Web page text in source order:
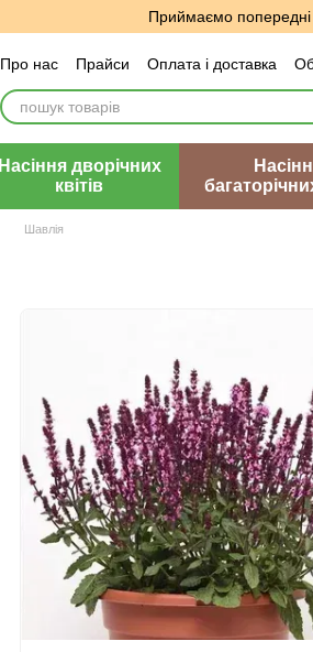
Приймаємо попередні
Про нас Прайси Оплата і доставка
Угода користувача
Відгуки про магазин
Насіння дворічних
квітів
Шавлія